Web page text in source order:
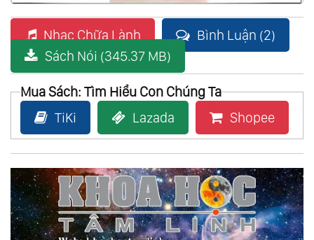
Nhạc Chữa Lành
Bình Luận (2)
Sách Nói (345.37 MB)
Mua Sách: Tìm Hiểu Con Chúng Ta
TiKi
Lazada Shopee